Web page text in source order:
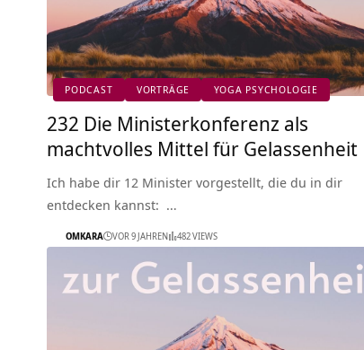
PODCAST VORTRÄGE YOGA PSYCHOLOGIE
232 Die Ministerkonferenz als
machtvolles Mittel für Gelassenheit
Ich habe dir 12 Minister vorgestellt, die du in dir
entdecken kannst: …
OMKARA VOR 9 JAHREN 482 VIEWS